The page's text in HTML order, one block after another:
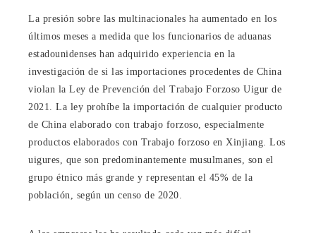
La presión sobre las multinacionales ha aumentado en los
últimos meses a medida que los funcionarios de aduanas
estadounidenses han adquirido experiencia en la
investigación de si las importaciones procedentes de China
violan la Ley de Prevención del Trabajo Forzoso Uigur de
2021. La ley prohíbe la importación de cualquier producto
de China elaborado con trabajo forzoso, especialmente
productos elaborados con Trabajo forzoso en Xinjiang. Los
uigures, que son predominantemente musulmanes, son el
grupo étnico más grande y representan el 45% de la
población, según un censo de 2020.